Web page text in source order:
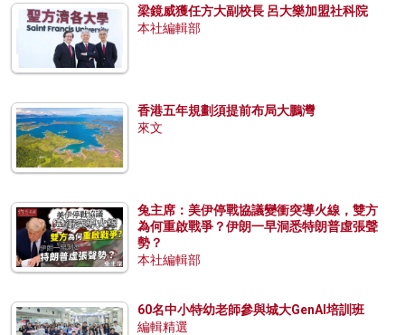
梁鏡威獲任方大副校長 呂大樂加盟社科院
本社編輯部
香港五年規劃須提前布局大鵬灣
來文
兔主席：美伊停戰協議變衝突導火線，雙方
為何重啟戰爭？伊朗一早洞悉特朗普虛張聲
勢？
本社編輯部
60名中小特幼老師參與城大GenAI培訓班
編輯精選